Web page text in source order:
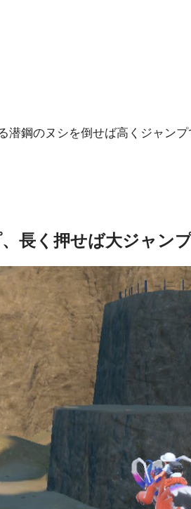
鋼のヌシを倒せば高くジャンプ
長く押せば大ジャン